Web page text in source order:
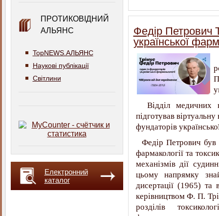
ПРОТИКОВІДНИЙ
АЛЬЯНС
TopNEWS.АЛЬЯНС
Наукові публікації
Світлини
Електронний
каталог
Федір Петрович
української
Відділ медичних
підготував
фундаторів
Федір Петрович був
фармакології та
механізмів дії
цьому напрямку
дисертації (1965) та
керівництвом Ф. П.
розділів